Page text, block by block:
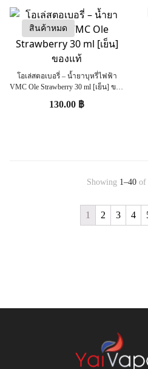
สินค้าหมด
โอเล่สตอเบอรี่ – น้ำยาบุหรี่ไฟฟ้า
VMC Ole Strawberry 30 ml [เย็น] ของ
130.00 ฿
Showing 1–40of
1 2 3 4